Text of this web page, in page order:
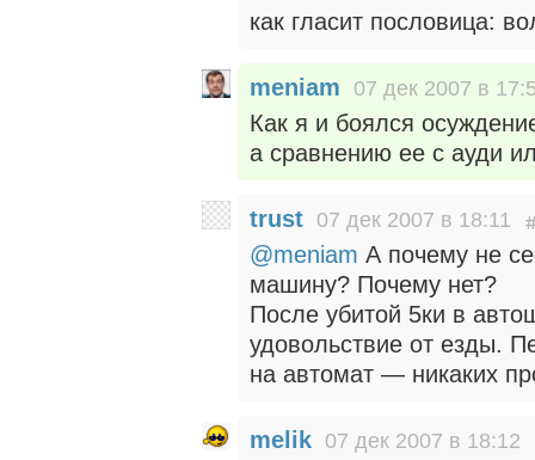
как гласит пословица:
meniam 07 дек 2007 в
Как я и боялся
а сравнению ее с ауди
trust 07 дек 2007 в 18:11
@meniam А почему не
машину? Почему нет?
После убитой 5ки в
удовольствие от езды.
на автомат — никаких
melik 07 дек 2007 в 18:12